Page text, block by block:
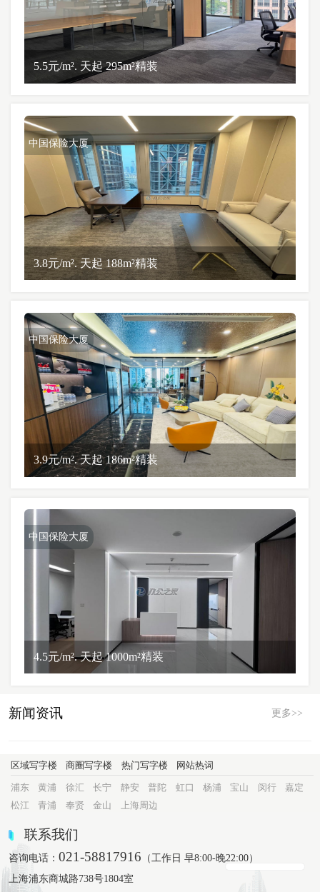
5.5元/m². 天起 295m²精装
中国保险大厦
3.8元/m². 天起 188m²精装
中国保险大厦
3.9元/m². 天起 186m²精装
中国保险大厦
4.5元/m². 天起 1000m²精装
新闻资讯 更多>>
区域写字楼 商圈写字楼 热门写字楼 网站热词
浦东 黄浦 徐汇 长宁 静安 普陀 虹口 杨浦 宝山 闵行
嘉定
松江
青浦 奉贤 金山 上海周边
联系我们
咨询电话：021-58817916 （工作日 早8:00-晚22:00）
上海浦东商城路738号1804室